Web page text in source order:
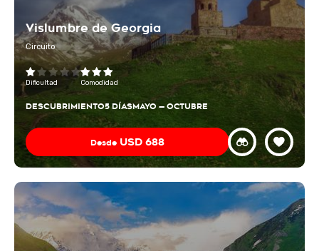
Vislumbre de Georgia
Circuito
Dificultad Comodidad
DESCUBRIMIENTO5 DÍASMAYO — OCTUBRE
Desde USD 688